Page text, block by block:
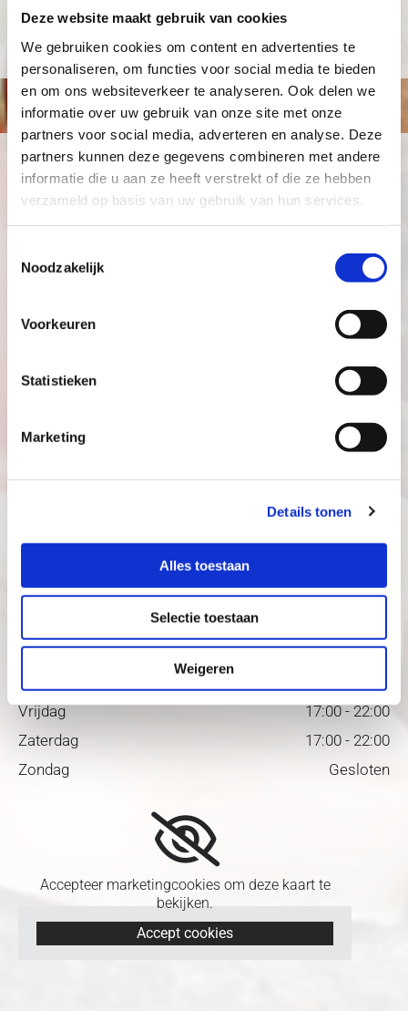
Deze website maakt gebruik van cookies
We gebruiken cookies om content en advertenties te
personaliseren, om functies voor social media te bieden
en om ons websiteverkeer te analyseren. Ook delen we
informatie over uw gebruik van onze site met onze
partners voor social media, adverteren en analyse. Deze
partners kunnen deze gegevens combineren met andere
informatie die u aan ze heeft verstrekt of die ze hebben
verzameld op basis van uw gebruik van hun services.
Noodzakelijk
Voorkeuren
Statistieken
Marketing
Details tonen
Alles toestaan
Selectie toestaan
Weigeren
Je vindt ons hier
Adres
6521AW Nijmegen
info@emmyeethuis.nl
Telefoon
Openingstijden
Maandag
Gesloten
Woensdag
17:00 - 22:00
Vrijdag
17:00 - 22:00
Zaterdag
17:00 - 22:00
Zondag
Gesloten
Accepteer marketingcookies om deze kaart te
bekijken.
Accept cookies